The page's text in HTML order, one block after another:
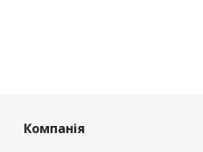
Компанія